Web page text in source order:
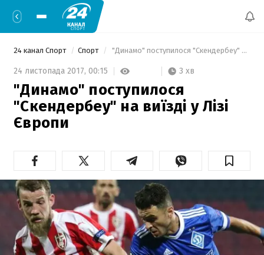
24 канал Спорт Спорт "Динамо" поступилося "Скендербеу" на виїзді у Лізі Європи
24 листопада 2017, 00:15 3 хв
"Динамо" поступилося
"Скендербеу" на виїзді у Лізі
Європи